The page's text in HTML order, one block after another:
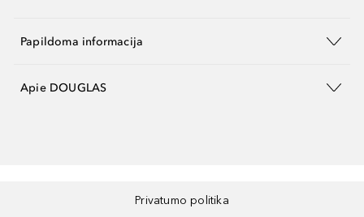
Papildoma informacija
Apie DOUGLAS
Privatumo politika